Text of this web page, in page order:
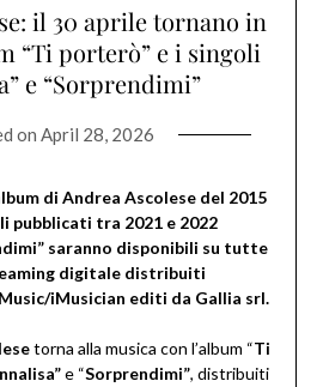
il 30 aprile tornano in
“Ti porterò” e i singoli
e “Sorprendimi”
on April 28, 2026
di Andrea Ascolese del 2015
pubblicati tra 2021 e 2022
saranno disponibili su tutte
digitale distribuiti
iMusician editi da Gallia srl.
torna alla musica con l’album “Ti
e “Sorprendimi”, distribuiti